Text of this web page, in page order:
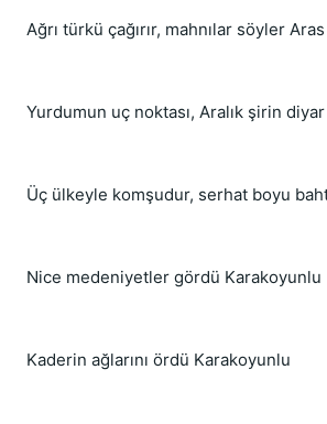
Ağrı türkü çağırır, mahnılar söyler Aras
Yurdumun uç noktası, Aralık şirin diyar
Üç ülkeyle komşudur, serhat boyu
Nice medeniyetler gördü Karakoyunlu
Kaderin ağlarını ördü Karakoyunlu